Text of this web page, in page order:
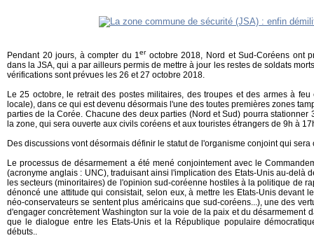
Pendant 20 jours, à compter du 1er octobre 2018, Nord et Sud-Coréens ont
dans la JSA, qui a par ailleurs permis de mettre à jour les restes de soldats
vérifications sont prévues les 26 et 27 octobre 2018.
Le 25 octobre, le retrait des postes militaires, des troupes et des armes à
locale), dans ce qui est devenu désormais l'une des toutes premières zones
parties de la Corée. Chacune des deux parties (Nord et Sud) pourra stationner
la zone, qui sera ouverte aux civils coréens et aux touristes étrangers de 9h à
Des discussions vont désormais définir le statut de l'organisme conjoint qui
Le processus de désarmement a été mené conjointement avec le
(acronyme anglais : UNC), traduisant ainsi l'implication des Etats-Unis au-delà
les secteurs (minoritaires) de l'opinion sud-coréenne hostiles à la politique de
dénoncé une attitude qui consistait, selon eux, à mettre les Etats-Unis devant
néo-conservateurs se sentent plus américains que sud-coréens...), une des
d'engager concrètement Washington sur la voie de la paix et du désarmement
que le dialogue entre les Etats-Unis et la République populaire
débuts..